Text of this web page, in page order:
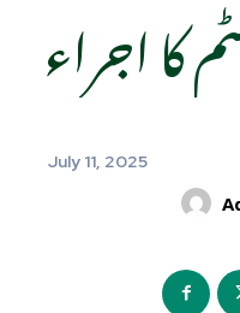
کا اجراء
July 11, 2025